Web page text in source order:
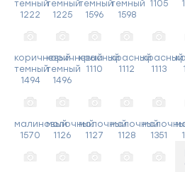
темный
1222
темный
1225
темный
1596
темный
1598
1105
коричневый
темный
1494
коричневый
темный
1496
красный
1110
красный
1112
красный
1113
малиновый
1570
молочный
1126
молочный
1127
молочный
1128
1351